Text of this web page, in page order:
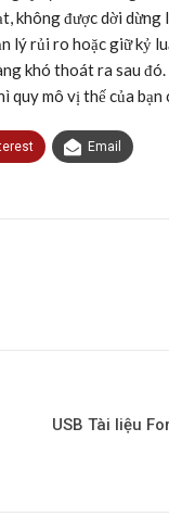
không được dời dừng
lý rủi ro hoặc giữ kỷ
khó thoát ra sau đó.
quy mô vị thế của bạn
Email
USB Tài liệu